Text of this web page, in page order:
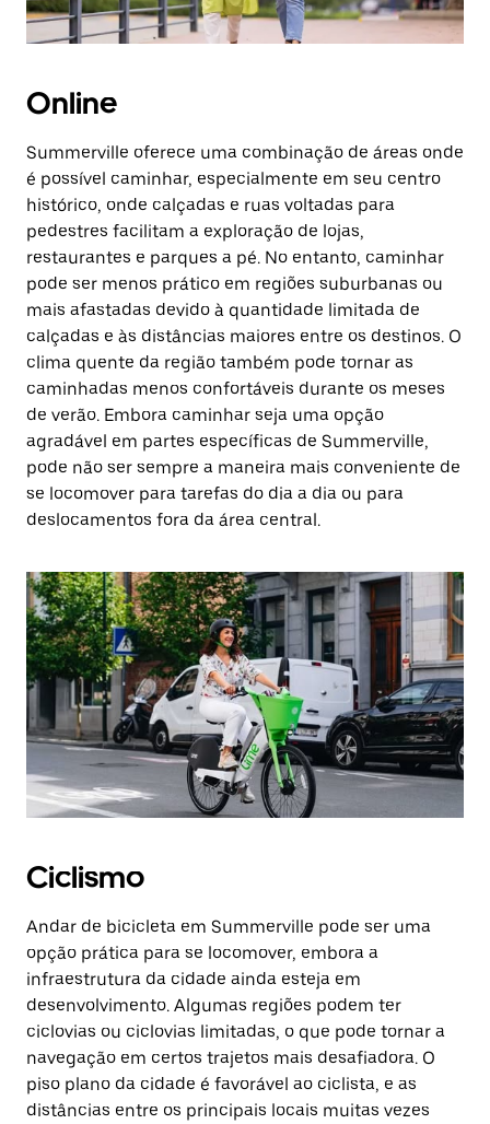
Online
Summerville oferece uma combinação de áreas onde
é possível caminhar, especialmente em seu centro
histórico, onde calçadas e ruas voltadas para
pedestres facilitam a exploração de lojas,
restaurantes e parques a pé. No entanto, caminhar
pode ser menos prático em regiões suburbanas ou
mais afastadas devido à quantidade limitada de
calçadas e às distâncias maiores entre os destinos. O
clima quente da região também pode tornar as
caminhadas menos confortáveis durante os meses
de verão. Embora caminhar seja uma opção
agradável em partes específicas de Summerville,
pode não ser sempre a maneira mais conveniente de
se locomover para tarefas do dia a dia ou para
deslocamentos fora da área central.
Ciclismo
Andar de bicicleta em Summerville pode ser uma
opção prática para se locomover, embora a
infraestrutura da cidade ainda esteja em
desenvolvimento. Algumas regiões podem ter
ciclovias ou ciclovias limitadas, o que pode tornar a
navegação em certos trajetos mais desafiadora. O
piso plano da cidade é favorável ao ciclista, e as
distâncias entre os principais locais muitas vezes